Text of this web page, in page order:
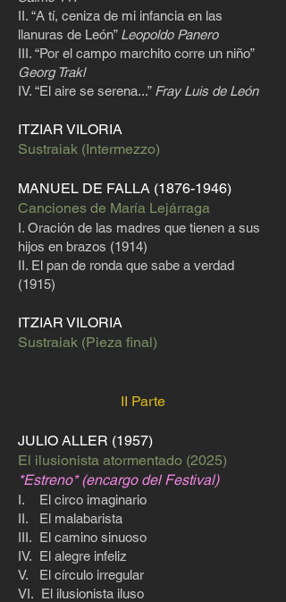
II. “A tí, ceniza de mi infancia en las
llanuras de León” Leopoldo Panero
III. “Por el campo marchito corre un niño”
Georg Trakl
IV. “El aire se serena...” Fray Luis de León
ITZIAR VILORIA
Sustraiak (Intermezzo)
MANUEL DE FALLA (1876-1946)
Canciones de María Lejárraga
I. Oración de las madres que tienen a sus
hijos en brazos (1914)
II. El pan de ronda que sabe a verdad
(1915)
ITZIAR VILORIA
Sustraiak (Pieza final)
II Parte
JULIO ALLER (1957)
El ilusionista atormentado (2025)
*Estreno* (encargo del Festival)
I. El circo imaginario
II. El malabarista
III. El camino sinuoso
IV. El alegre infeliz
V. El círculo irregular
VI. El ilusionista iluso